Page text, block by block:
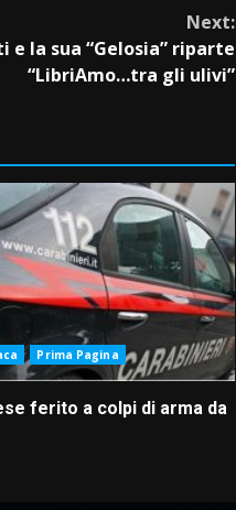
Next:
e la sua “Gelosia” riparte
“LibriAmo…tra gli ulivi”
Prima Pagina
ferito a colpi di arma da